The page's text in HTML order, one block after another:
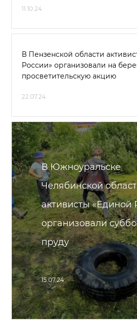
11.10.24
В Пензенской области
России» организовали на
просветительскую акцию
22.07.24
В Южноуральске
Челябинской
активисты «Единой
организовали
пруду
15.07.24